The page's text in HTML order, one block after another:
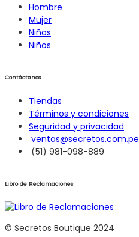
Hombre
Mujer
Niñas
Niños
Contáctanos
Tiendas
Términos y condiciones
Seguridad y privacidad
ventas@secretos.com.pe
(51) 981-098-889
Libro de Reclamaciones
© Secretos Boutique 2024